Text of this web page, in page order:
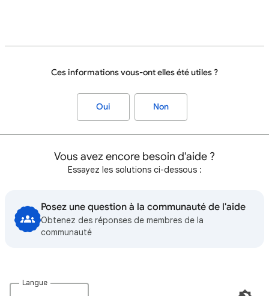
Ces informations vous-ont elles été utiles ?
Oui Non
Vous avez encore besoin d'aide ?
Essayez les solutions ci-dessous :
Posez une question à la communauté de l'aide
Obtenez des réponses de membres de la
communauté
Langue